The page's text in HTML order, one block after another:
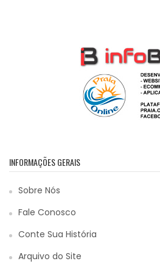
INFORMAÇÕES GERAIS
Sobre Nós
Fale Conosco
Conte Sua História
Arquivo do Site